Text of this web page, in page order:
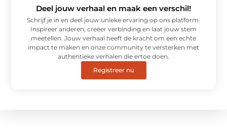
Deel jouw verhaal en maak een verschil!
Schrijf je in en deel jouw unieke ervaring op ons platform.
Inspireer anderen, creëer verbinding en laat jouw stem
meetellen. Jouw verhaal heeft de kracht om een echte
impact te maken en onze community te versterken met
authentieke verhalen die ertoe doen.
Registreer nu